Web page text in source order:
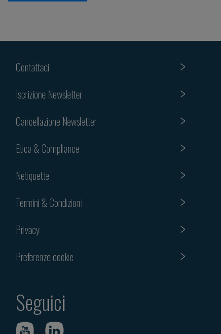
Contattaci
Iscrizione Newsletter
Cancellazione Newsletter
Etica & Compliance
Netiquette
Termini & Condizioni
Privacy
Preferenze cookie
Seguici